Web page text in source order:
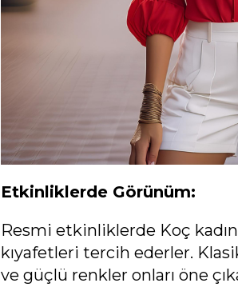
Etkinliklerde Görünüm:
Resmi etkinliklerde Koç
kıyafetleri tercih ederler.
ve güçlü renkler onları öne